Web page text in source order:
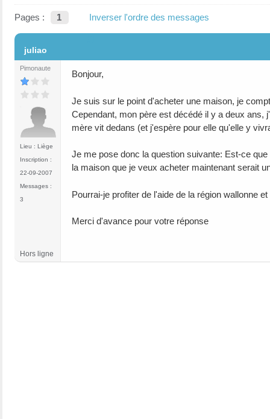
Pages : 1 Inverser l'ordre des messages
juliao
Pimonaute
Lieu : Liège
Inscription :
22-09-2007
Messages :
3
Bonjour,
Je suis sur le point d'acheter une maison, je
Cependant, mon père est décédé il y a deux ans,
mère vit dedans (et j'espère pour elle qu'elle y
Je me pose donc la question suivante: Est-ce
la maison que je veux acheter maintenant serait
Pourrai-je profiter de l'aide de la région wallonne
Merci d'avance pour votre réponse
Hors ligne